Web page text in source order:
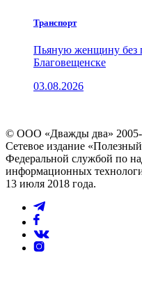
Транспорт
Пьяную женщину без
Благовещенске
03.08.2026
© ООО «Дважды два» 2005-
Сетевое издание
Федеральной службой по
информационных
13 июля 2018 года.